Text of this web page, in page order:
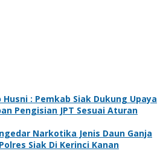
Husni : Pemkab Siak Dukung Upaya
Pengisian JPT Sesuai Aturan
Narkotika Jenis Daun Ganja
Siak Di Kerinci Kanan